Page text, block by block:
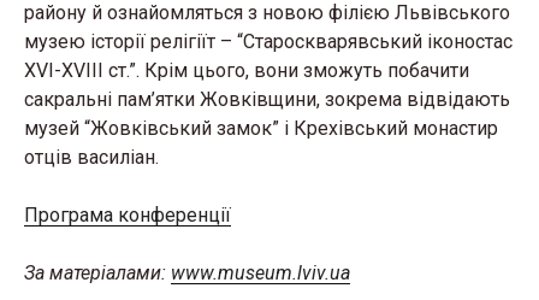
району й ознайомляться з новою філією Львівського
музею історії релігіїт – “Староскварявський іконостас
XVI-XVIII ст.”. Крім цього, вони зможуть побачити
сакральні пам’ятки Жовківщини, зокрема відвідають
музей “Жовківський замок” і Крехівський монастир
отців василіан.
Програма конференції
За матеріалами: www.museum.lviv.ua